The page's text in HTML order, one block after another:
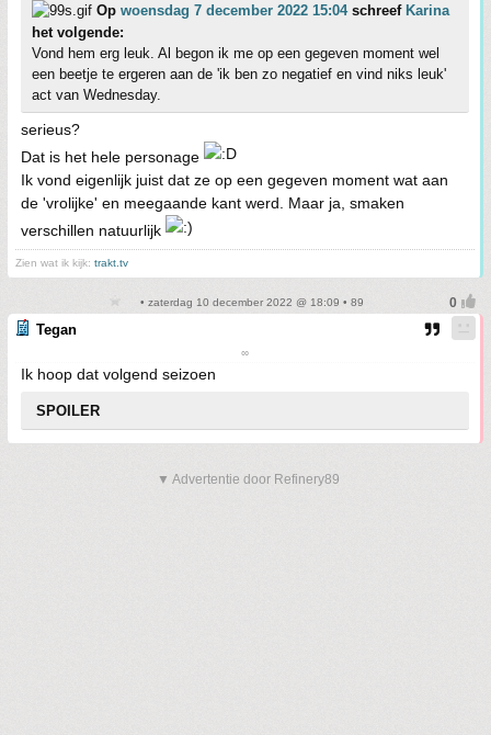
Op woensdag 7 december 2022 15:04schreef Karina
het volgende:
Vond hem erg leuk. Al begon ik me op een gegeven moment wel
een beetje te ergeren aan de 'ik ben zo negatief en vind niks leuk'
act van Wednesday.
serieus?
Dat is het hele personage
Ik vond eigenlijk juist dat ze op een gegeven moment wat aan
de 'vrolijke' en meegaande kant werd. Maar ja, smaken
verschillen natuurlijk
Zien wat ik kijk: trakt.tv
• zaterdag 10 december 2022 @ 18:09 • 89
Tegan
∞
Ik hoop dat volgend seizoen
SPOILER
▼ Advertentie door Refinery89